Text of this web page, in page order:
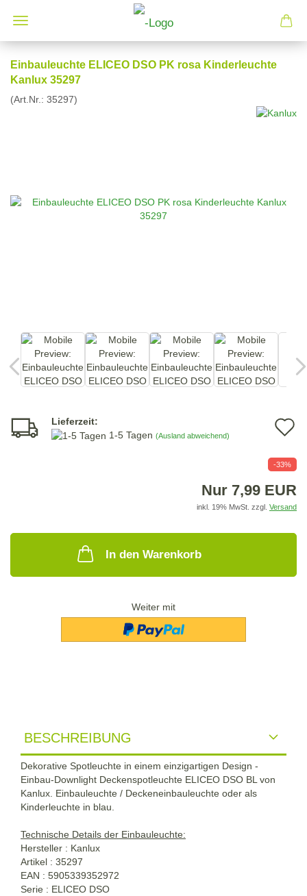
Einbauleuchte ELICEO DSO PK rosa Kinderleuchte
Kanlux 35297
(Art.Nr.: 35297)
Lieferzeit:
1-5 Tagen (Ausland abweichend)
-33%
Nur 7,99 EUR
inkl. 19% MwSt. zzgl. Versand
In den Warenkorb
Weiter mit
BESCHREIBUNG
Dekorative Spotleuchte in einem einzigartigen Design -
Einbau-Downlight Deckenspotleuchte ELICEO DSO BL von
Kanlux. Einbauleuchte / Deckeneinbauleuchte oder als
Kinderleuchte in blau.
Technische Details der Einbauleuchte:
Hersteller : Kanlux
Artikel : 35297
EAN : 5905339352972
Serie : ELICEO DSO